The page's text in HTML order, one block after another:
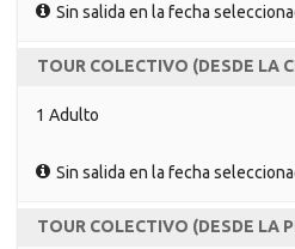
Sin salida en la fecha
TOUR COLECTIVO (DESDE LA
1 Adulto
Sin salida en la fecha
TOUR COLECTIVO (DESDE LA